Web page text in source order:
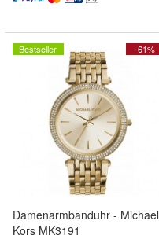
- 61%
Bestseller
Damenarmbanduhr - Michael
Kors MK3191